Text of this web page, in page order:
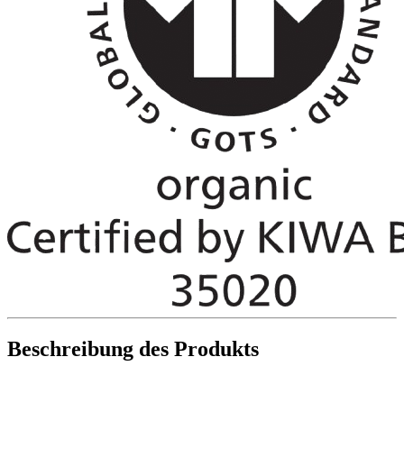
Beschreibung des Produkts